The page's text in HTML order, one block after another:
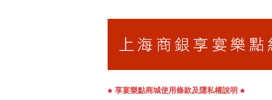
享宴樂點商城使用條款及隱私權說明